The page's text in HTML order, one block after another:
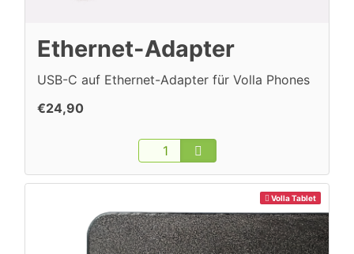
Ethernet-Adapter
USB-C auf Ethernet-Adapter für Volla Phones
€24,90
Volla Tablet